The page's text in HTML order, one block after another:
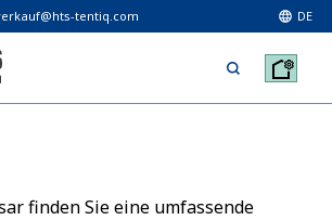
tentiq.com DE
finden Sie eine umfassende